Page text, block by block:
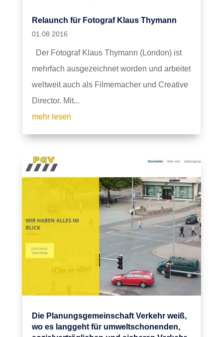
Relaunch für Fotograf Klaus Thymann
01.08.2016
Der Fotograf Klaus Thymann (London) ist
mehrfach ausgezeichnet worden und arbeitet
weltweit auch als Filmemacher und Creative
Director. Mit...
mehr lesen
Die Planungsgemeinschaft Verkehr weiß,
wo es langgeht für umweltschonenden,